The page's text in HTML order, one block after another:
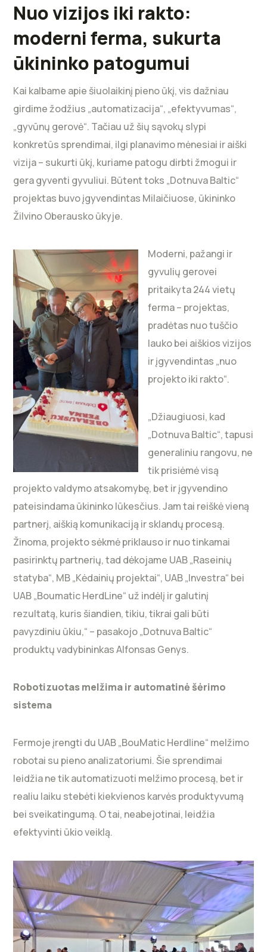
Nuo vizijos iki rakto:
moderni ferma, sukurta
ūkininko patogumui
Kai kalbame apie šiuolaikinį pieno ūkį, vis dažniau
girdime žodžius „automatizacija“, „efektyvumas“,
„gyvūnų gerovė“. Tačiau už šių sąvokų slypi
konkretūs sprendimai, ilgi planavimo mėnesiai ir aiški
vizija – sukurti ūkį, kuriame patogu dirbti žmogui ir
gera gyventi gyvuliui. Būtent toks „Dotnuva Baltic“
projektas buvo įgyvendintas Milaičiuose, ūkininko
Žilvino Oberausko ūkyje.
Moderni, pažangi ir
gyvulių gerovei
pritaikyta 244 vietų
ferma – projektas,
pradėtas nuo tuščio
lauko bei aiškios vizijos
ir įgyvendintas „nuo
projekto iki rakto“.
„Džiaugiuosi, kad
„Dotnuva Baltic“, tapusi
generaliniu rangovu, ne
tik prisiėmė visą
projekto valdymo atsakomybę, bet ir įgyvendino
pateisindama ūkininko lūkesčius. Jam tai reiškė vieną
partnerį, aiškią komunikaciją ir sklandų procesą.
Žinoma, projekto sėkmė priklauso ir nuo tinkamai
pasirinktų partnerių, tad dėkojame UAB „Raseinių
statyba“, MB „Kėdainių projektai“, UAB „Investra“ bei
UAB „Boumatic HerdLine“ už indėlį ir galutinį
rezultatą, kuris šiandien, tikiu, tikrai gali būti
pavyzdiniu ūkiu,“ – pasakojo „Dotnuva Baltic“
produktų vadybininkas Alfonsas Genys.
Robotizuotas melžima ir automatinė šėrimo
sistema
Fermoje įrengti du UAB „BouMatic Herdline“ melžimo
robotai su pieno analizatoriumi. Šie sprendimai
leidžia ne tik automatizuoti melžimo procesą, bet ir
realiu laiku stebėti kiekvienos karvės produktyvumą
bei sveikatingumą. O tai, neabejotinai, leidžia
efektyvinti ūkio veiklą.